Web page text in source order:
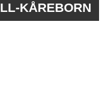
KÅREBORN